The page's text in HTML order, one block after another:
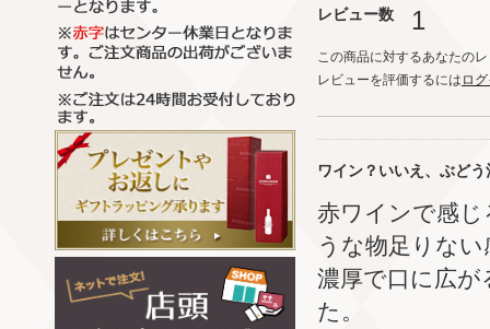
レビュー数
1
この商品に対するあなたの
レビューを評価するには ロ
ワイン？いいえ、ぶど
赤ワインで感
うな物足りな
濃厚で口に広
た。